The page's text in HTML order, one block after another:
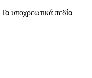
Τα υποχρεωτικά πεδία